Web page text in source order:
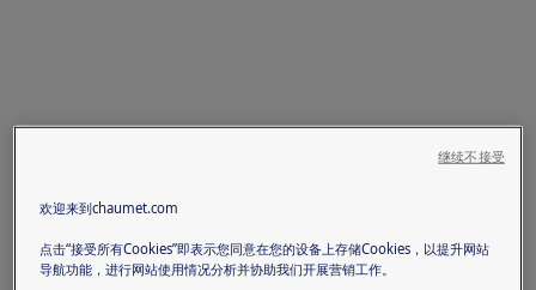
欢迎来到chaumet.com
点击“接受所有Cookies”即表示您同意在您的设备上存储Cookies，以提升网站
导航功能，进行网站使用情况分析并协助我们开展营销工作。
继续不接受